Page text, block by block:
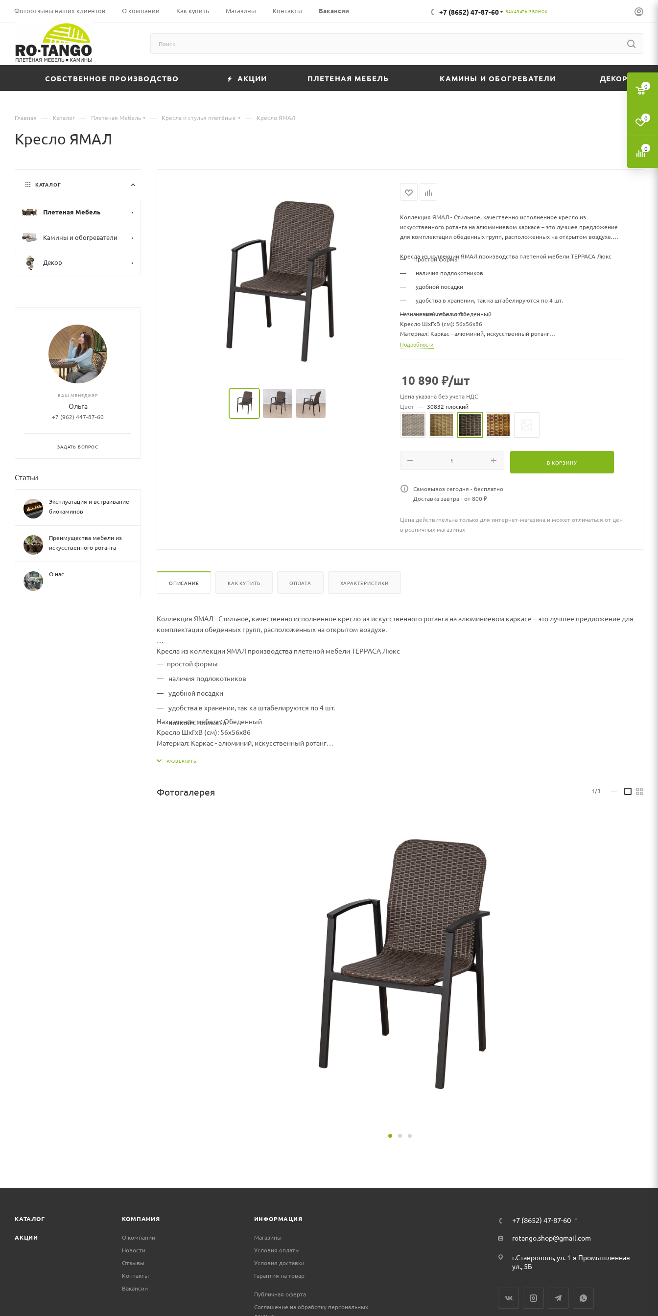
Фотоотзывы наших клиентов О компании Как купить Магазины Контакты Вакансии +7 (8652) 47-87-60 ЗАКАЗАТЬ ЗВОНОК
СОБСТВЕННОЕ ПРОИЗВОДСТВО АКЦИИ ПЛЕТЕНАЯ МЕБЕЛЬ КАМИНЫ И ОБОГРЕВАТЕЛИ ДЕКОР
Главная — Каталог — Плетеная Мебель — Кресла и стулья плетёные — Кресло ЯМАЛ
Кресло ЯМАЛ
Коллекция ЯМАЛ - Стильное, качественно исполненное кресло из
искусственного ротанга на алюминиевом каркасе – это лучшее предложение
для комплектации обеденных групп, расположенных на открытом воздухе.
Кресла из коллекции ЯМАЛ производства плетеной мебели ТЕРРАСА Люкс
простой формы
наличия подлокотников
удобной посадки
удобства в хранении, так ка штабелируются по 4 шт.
низкой стоимости
Назначение мебели: Обеденный
Кресло ШхГхВ (см): 56х56х86
Материал: Каркас - алюминий, искусственный ротанг
Подушка в комплекте: Нет
Подробности
10 890 ₽/шт
Цена указана без учета НДС
Цвет — 30832 плоский
В КОРЗИНУ
Самовывоз сегодня - бесплатно
Доставка завтра - от 800 ₽
Цена действительна только для интернет-магазина и может отличаться от цен
в розничных магазинах
ОПИСАНИЕ КАК КУПИТЬ ОПЛАТА ХАРАКТЕРИСТИКИ
Коллекция ЯМАЛ - Стильное, качественно исполненное кресло из искусственного ротанга на алюминиевом каркасе – это лучшее предложение для
комплектации обеденных групп, расположенных на открытом воздухе.
Кресла из коллекции ЯМАЛ производства плетеной мебели ТЕРРАСА Люкс
простой формы
наличия подлокотников
удобной посадки
удобства в хранении, так ка штабелируются по 4 шт.
низкой стоимости
Назначение мебели: Обеденный
Кресло ШхГхВ (см): 56х56х86
Материал: Каркас - алюминий, искусственный ротанг
Штабелируются: по 4 штуки
Фотогалерея 1/3
КАТАЛОГ
Плетеная Мебель
Камины и обогреватели
Декор
ВАШ МЕНЕДЖЕР
Ольга
+7 (962) 447-87-60
ЗАДАТЬ ВОПРОС
Статьи
Эксплуатация и встраивание
биокаминов
Преимущества мебели из
искусственного ротанга
О нас
КАТАЛОГ
АКЦИИ
КОМПАНИЯ
О компании
Новости
Отзывы
Контакты
Вакансии
ИНФОРМАЦИЯ
Магазины
Условия оплаты
Условия доставки
Гарантия на товар
Публичная оферта
Соглашение на обработку персональных
+7 (8652) 47-87-60
rotango.shop@gmail.com
г.Ставрополь, ул. 1-я Промышленная
ул., 5Б
0
0
0